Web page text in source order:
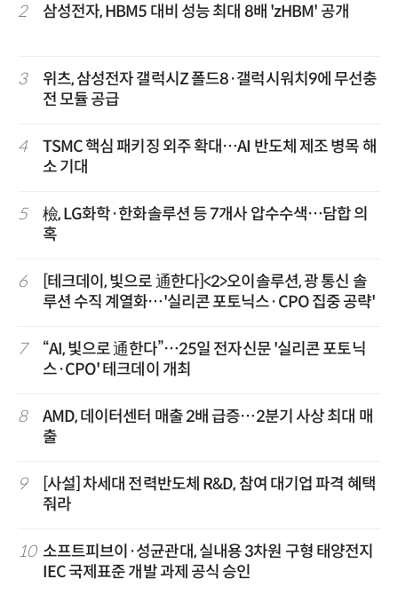
2 삼성전자, HBM5 대비 성능 최대 8배 'zHBM' 공개
3
위츠, 삼성전자 갤럭시Z 폴드8·갤럭시워치9에 무선충
전 모듈 공급
4
TSMC 핵심 패키징 외주 확대…AI 반도체 제조 병목 해
소 기대
5
檢, LG화학·한화솔루션 등 7개사 압수수색…담합 의
혹
6
[테크데이, 빛으로 通한다]<2>오이솔루션, 광 통신 솔
루션 수직 계열화…'실리콘 포토닉스·CPO 집중 공략'
7
“AI, 빛으로 通한다”…25일 전자신문 '실리콘 포토닉
스·CPO' 테크데이 개최
8
AMD, 데이터센터 매출 2배 급증…2분기 사상 최대 매
출
9
[사설] 차세대 전력반도체 R&D, 참여 대기업 파격 혜택
줘라
10 소프트피브이·성균관대, 실내용 3차원 구형 태양전지
IEC 국제표준 개발 과제 공식 승인